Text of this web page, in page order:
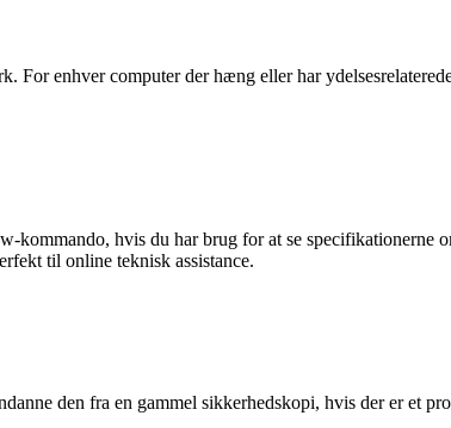
enhver computer der hæng eller har
kommando, hvis du har brug for at se specifikationerne
til online teknisk assistance.
den fra en gammel sikkerhedskopi, hvis der er et